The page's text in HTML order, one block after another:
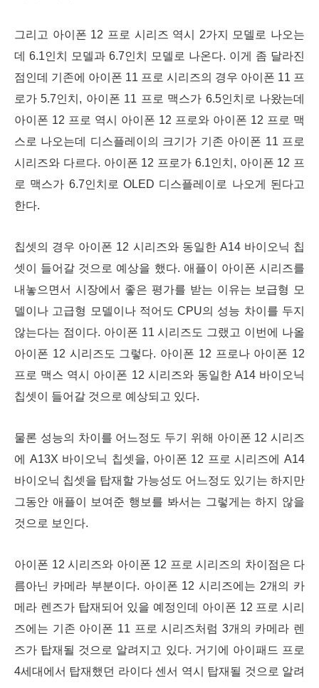
그리고 아이폰 12 프로 시리즈 역시 2가지 모델로 나오는
데 6.1인치 모델과 6.7인치 모델로 나온다. 이게 좀 달라진
점인데 기존에 아이폰 11 프로 시리즈의 경우 아이폰 11 프
로가 5.7인치, 아이폰 11 프로 맥스가 6.5인치로 나왔는데
아이폰 12 프로 역시 아이폰 12 프로와 아이폰 12 프로 맥
스로 나오는데 디스플레이의 크기가 기존 아이폰 11 프로
시리즈와 다르다. 아이폰 12 프로가 6.1인치, 아이폰 12 프
로 맥스가 6.7인치로 OLED 디스플레이로 나오게 된다고
한다.
칩셋의 경우 아이폰 12 시리즈와 동일한 A14 바이오닉 칩
셋이 들어갈 것으로 예상을 했다. 애플이 아이폰 시리즈를
내놓으면서 시장에서 좋은 평가를 받는 이유는 보급형 모
델이나 고급형 모델이나 적어도 CPU의 성능 차이를 두지
않는다는 점이다. 아이폰 11 시리즈도 그랬고 이번에 나올
아이폰 12 시리즈도 그렇다. 아이폰 12 프로나 아이폰 12
프로 맥스 역시 아이폰 12 시리즈와 동일한 A14 바이오닉
칩셋이 들어갈 것으로 예상되고 있다.
물론 성능의 차이를 어느정도 두기 위해 아이폰 12 시리즈
에 A13X 바이오닉 칩셋을, 아이폰 12 프로 시리즈에 A14
바이오닉 칩셋을 탑재할 가능성도 어느정도 있기는 하지만
그동안 애플이 보여준 행보를 봐서는 그렇게는 하지 않을
것으로 보인다.
아이폰 12 시리즈와 아이폰 12 프로 시리즈의 차이점은 다
름아닌 카메라 부분이다. 아이폰 12 시리즈에는 2개의 카
메라 렌즈가 탑재되어 있을 예정인데 아이폰 12 프로 시리
즈에는 기존 아이폰 11 프로 시리즈처럼 3개의 카메라 렌
즈가 탑재될 것으로 알려지고 있다. 거기에 아이패드 프로
4세대에서 탑재했던 라이다 센서 역시 탑재될 것으로 알려